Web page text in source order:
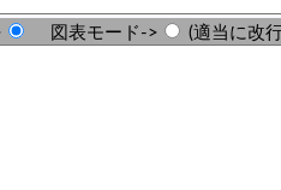
図表モード-> (適当に改